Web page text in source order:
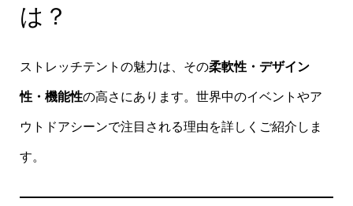
は？
ストレッチテントの魅力は、その柔軟性・デザイン
性・機能性の高さにあります。世界中のイベントやア
ウトドアシーンで注目される理由を詳しくご紹介しま
す。